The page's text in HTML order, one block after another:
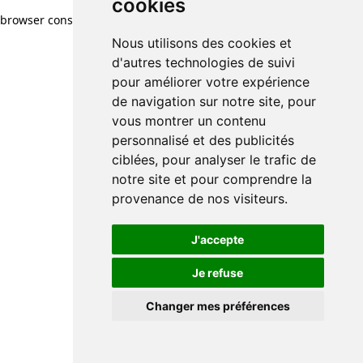
cookies
Nous utilisons des cookies et
d'autres technologies de suivi
pour améliorer votre expérience
de navigation sur notre site, pour
vous montrer un contenu
personnalisé et des publicités
ciblées, pour analyser le trafic de
notre site et pour comprendre la
provenance de nos visiteurs.
J'accepte
Je refuse
Changer mes préférences
browser console for more information)